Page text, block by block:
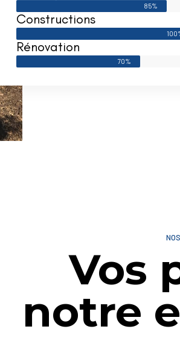
85%
Constructions
Rénovation
70%
Vos
notre